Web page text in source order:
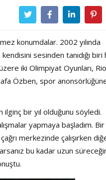
konumdalar. 2002 yılında
sesinden tanıdığı biri
iki Olimpiyat Oyunları,
Özben, spor
ilginç bir yıl olduğunu söyledi.
yapmaya başladım. Bir
merkezinde çalışırken
bu kadar uzun
Haftanın Pusulası